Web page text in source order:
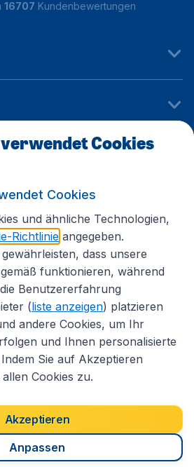
16707 Kundenbewertungen
Copyright © 2026
Cookies
Cookies
und ähnliche Technologien,
Richtlinie angegeben.
dass unsere
funktionieren, während
Benutzererfahrung
(liste anzeigen) platzieren
andere Cookies, um Ihr
und Ihnen personalisierte
Sie auf Akzeptieren
Cookies zu.
Akzeptieren
Anpassen